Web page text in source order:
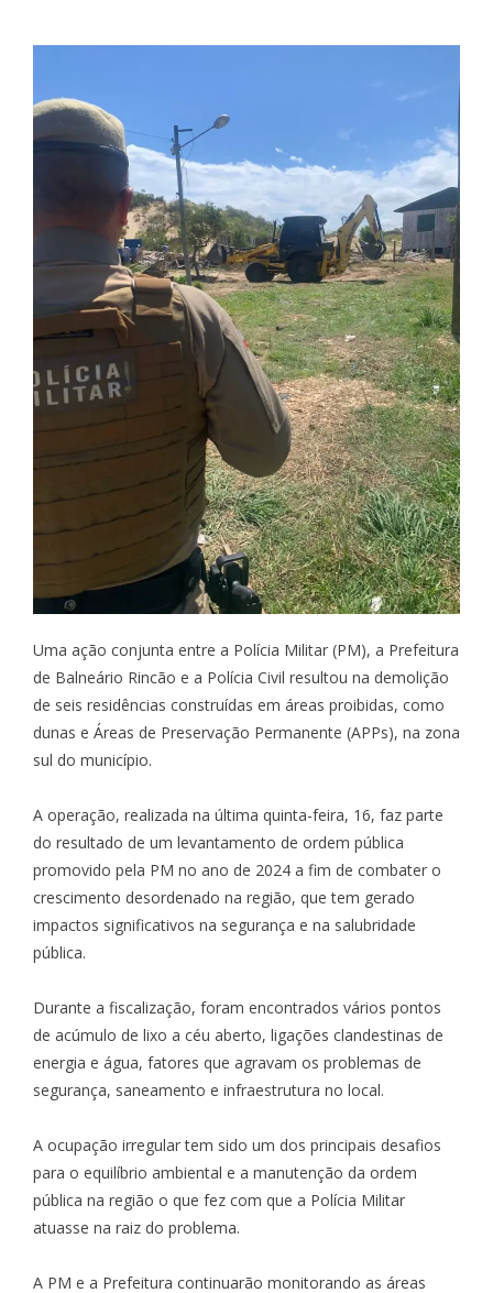
Uma ação conjunta entre a Polícia Militar (PM), a Prefeitura
de Balneário Rincão e a Polícia Civil resultou na demolição
de seis residências construídas em áreas proibidas, como
dunas e Áreas de Preservação Permanente (APPs), na zona
sul do município.
A operação, realizada na última quinta-feira, 16, faz parte
do resultado de um levantamento de ordem pública
promovido pela PM no ano de 2024 a fim de combater o
crescimento desordenado na região, que tem gerado
impactos significativos na segurança e na salubridade
pública.
Durante a fiscalização, foram encontrados vários pontos
de acúmulo de lixo a céu aberto, ligações clandestinas de
energia e água, fatores que agravam os problemas de
segurança, saneamento e infraestrutura no local.
A ocupação irregular tem sido um dos principais desafios
para o equilíbrio ambiental e a manutenção da ordem
pública na região o que fez com que a Polícia Militar
atuasse na raiz do problema.
A PM e a Prefeitura continuarão monitorando as áreas